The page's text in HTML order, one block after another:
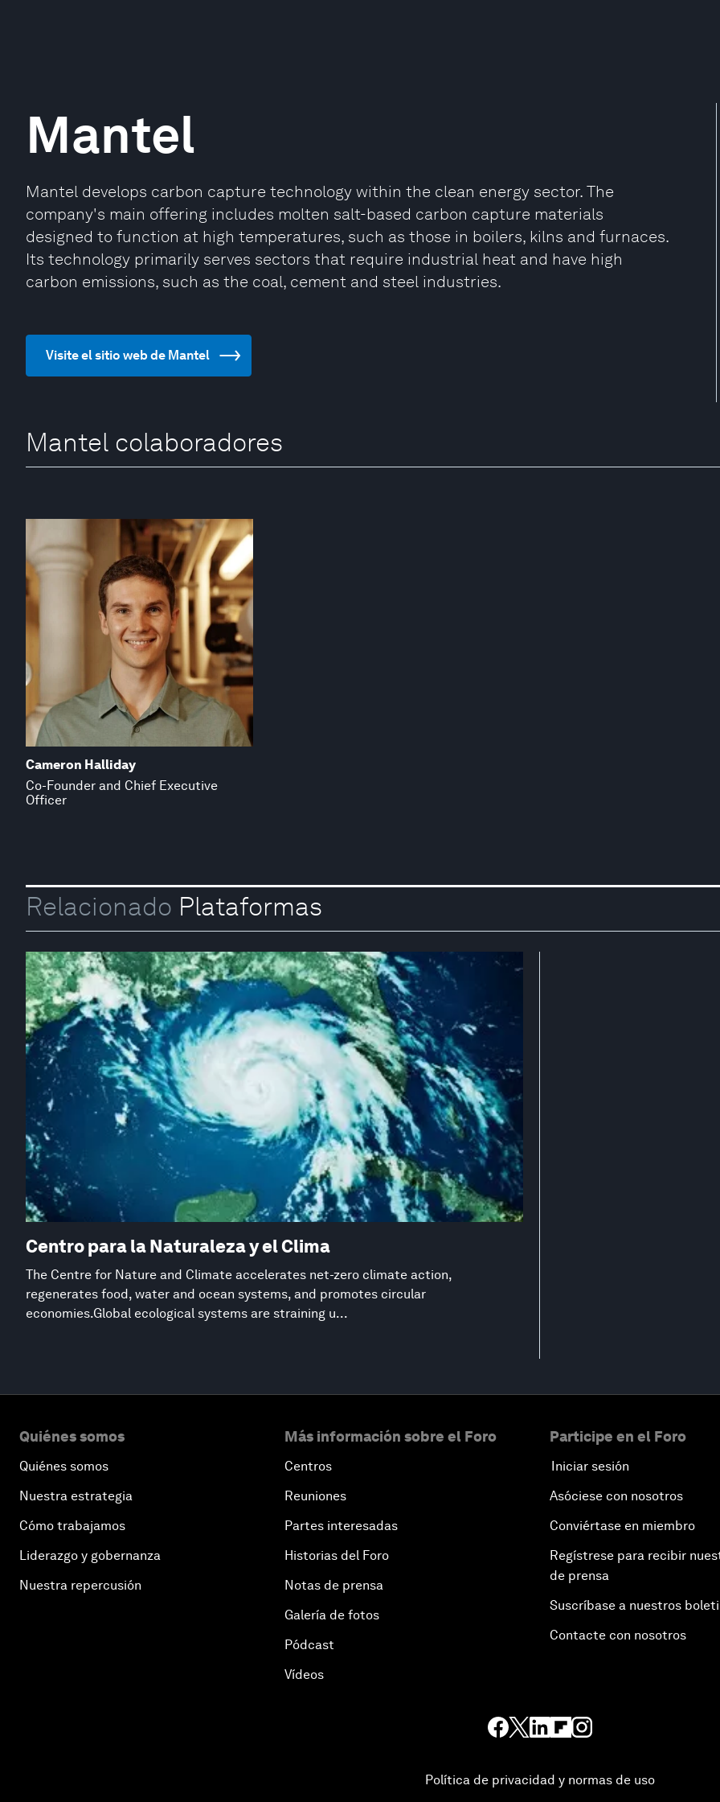
Mantel
Mantel develops carbon capture technology within the clean energy sector. The
company's main offering includes molten salt-based carbon capture materials
designed to function at high temperatures, such as those in boilers, kilns and furnaces.
Its technology primarily serves sectors that require industrial heat and have high
carbon emissions, such as the coal, cement and steel industries.
Visite el sitio web de Mantel
Mantel colaboradores
Cameron Halliday
Co-Founder and Chief Executive
Officer
Relacionado Plataformas
Centro para la Naturaleza y el Clima
The Centre for Nature and Climate accelerates net-zero climate action,
regenerates food, water and ocean systems, and promotes circular
economies.Global ecological systems are straining u...
Quiénes somos
Quiénes somos
Nuestra estrategia
Cómo trabajamos
Liderazgo y gobernanza
Nuestra repercusión
Más información sobre el Foro
Centros
Reuniones
Partes interesadas
Historias del Foro
Notas de prensa
Galería de fotos
Pódcast
Vídeos
Participe en el Foro
Iniciar sesión
Asóciese con nosotros
Conviértase en miembro
Regístrese para recibir
de prensa
Suscríbase a nuestros
Contacte con nosotros
Política de privacidad y normas de uso